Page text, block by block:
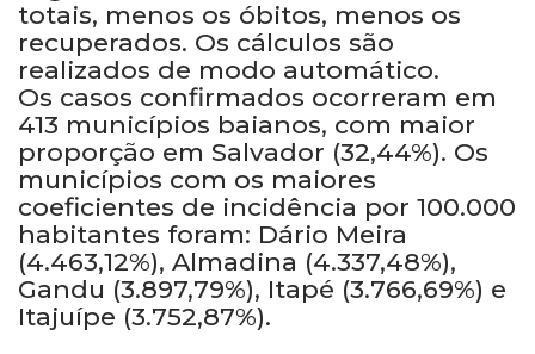
totais, menos os óbitos, menos os
recuperados. Os cálculos são
realizados de modo automático.
Os casos confirmados ocorreram em
413 municípios baianos, com maior
proporção em Salvador (32,44%). Os
municípios com os maiores
coeficientes de incidência por 100.000
habitantes foram: Dário Meira
(4.463,12%), Almadina (4.337,48%),
Gandu (3.897,79%), Itapé (3.766,69%) e
Itajuípe (3.752,87%).